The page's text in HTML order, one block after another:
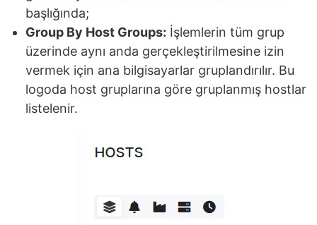
başlığında;
Group By Host Groups: İşlemlerin tüm grup
üzerinde aynı anda gerçekleştirilmesine izin
vermek için ana bilgisayarlar gruplandırılır. Bu
logoda host gruplarına göre gruplanmış hostlar
listelenir.